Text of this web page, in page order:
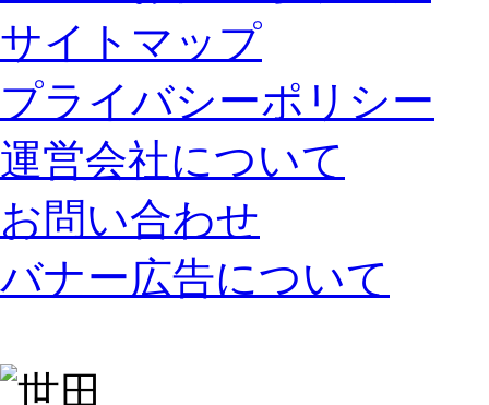
サイトマップ
プライバシーポリシー
運営会社について
お問い合わせ
バナー広告について